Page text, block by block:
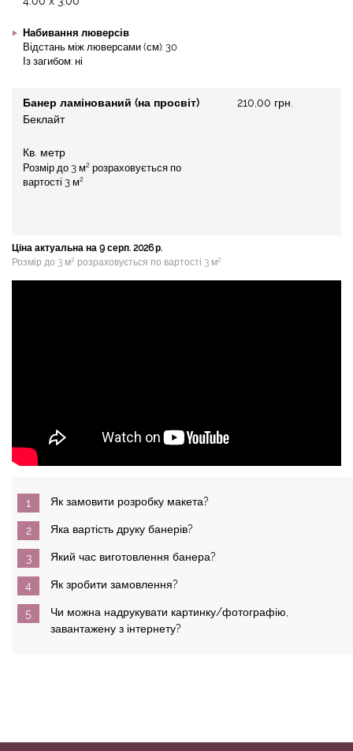
Набивання люверсів
Відстань між люверсами (см): 30
Із загибом: ні
Банер ламінований (на просвіт)
Беклайт
Кв. метр
Розмір до 3 м2 розраховується по
вартості 3 м2
210,00 грн.
Ціна актуальна на 9 серп. 2026 р.
Розмір до 3 м2 розраховується по вартості 3 м2
Як замовити розробку макета?
Яка вартість друку банерів?
Який час виготовлення банера?
Як зробити замовлення?
Чи можна надрукувати картинку/фотографію,
завантажену з інтернету?